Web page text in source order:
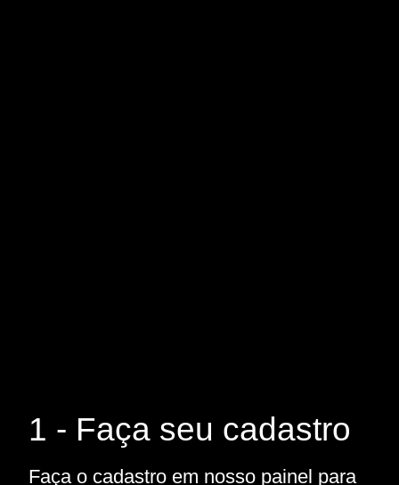
1 - Faça seu cadastro
Faça o cadastro em nosso painel para